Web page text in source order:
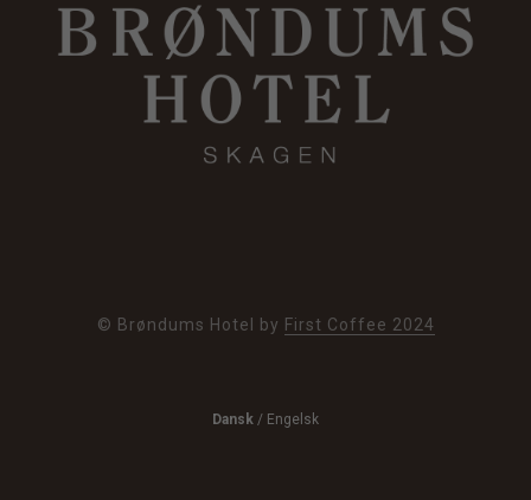
© Brøndums Hotel by First Coffee 2024
Dansk / Engelsk